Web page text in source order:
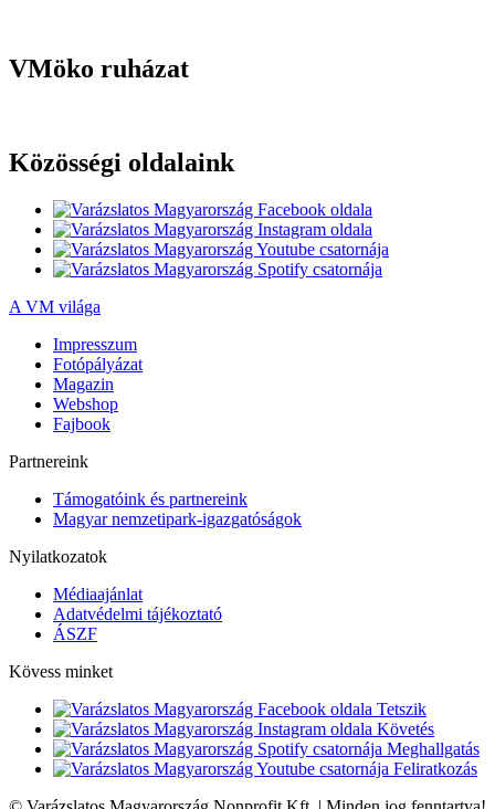
VMöko ruházat
Közösségi oldalaink
A VM világa
Impresszum
Fotópályázat
Magazin
Webshop
Fajbook
Partnereink
Támogatóink és partnereink
Magyar nemzetipark-igazgatóságok
Nyilatkozatok
Médiaajánlat
Adatvédelmi tájékoztató
ÁSZF
Kövess minket
Tetszik
Követés
Meghallgatás
Feliratkozás